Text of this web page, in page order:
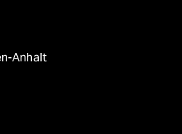
Anhalt